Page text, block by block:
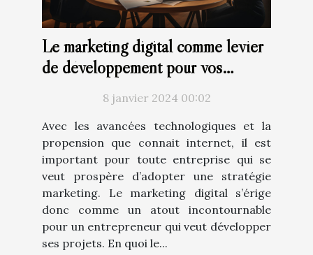
Le marketing digital comme levier
de développement pour vos
8 janvier 2024 00:02
Avec les avancées technologiques et la
propension que connait internet, il est
important pour toute entreprise qui se
veut prospère d’adopter une stratégie
marketing. Le marketing digital s’érige
donc comme un atout incontournable
pour un entrepreneur qui veut développer
ses projets. En quoi le...